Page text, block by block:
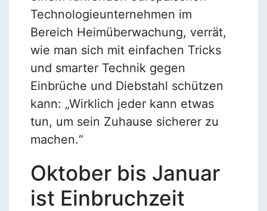
Technologieunternehmen im
Bereich Heimüberwachung, verrät,
wie man sich mit einfachen Tricks
und smarter Technik gegen
Einbrüche und Diebstahl schützen
kann: „Wirklich jeder kann etwas
tun, um sein Zuhause sicherer zu
machen.“
Oktober bis Januar
ist Einbruchzeit